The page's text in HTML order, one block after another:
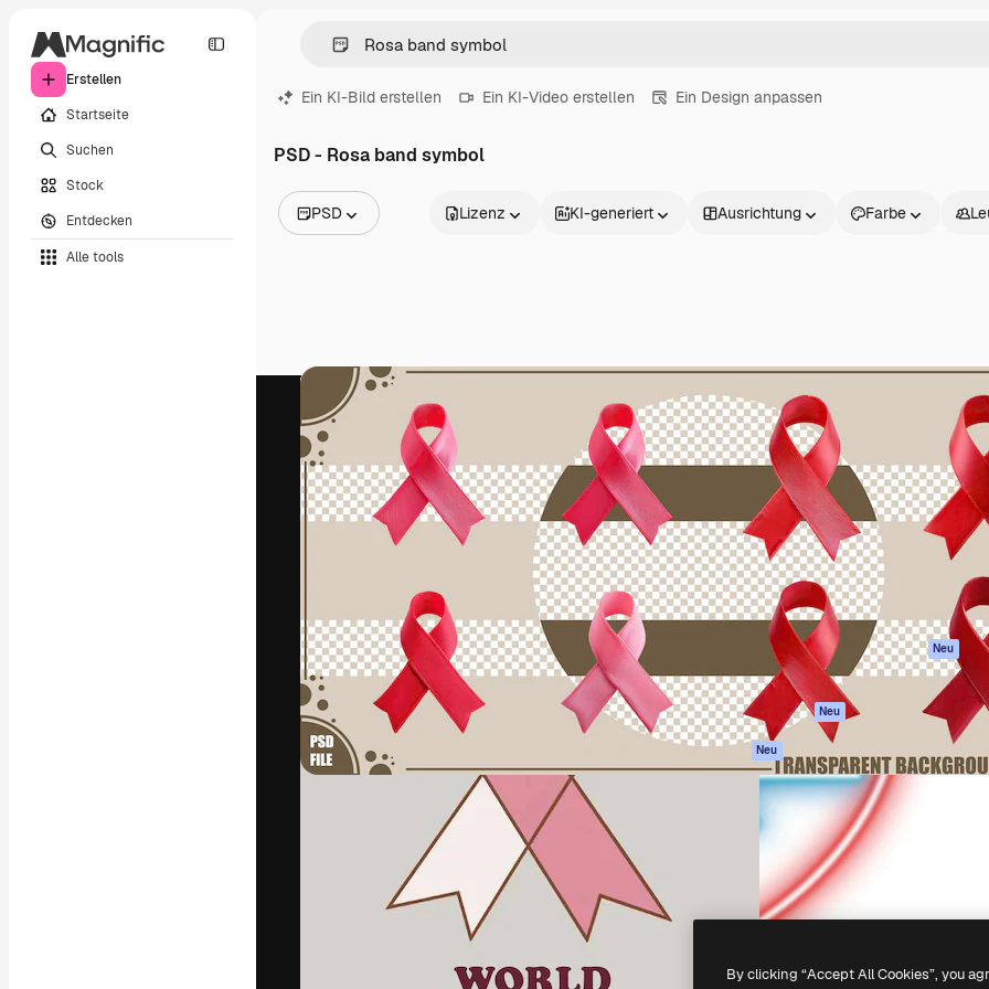
Erstellen
Startseite
Suchen
Stock
Entdecken
Alle tools
Ein KI-Bild erstellen Ein KI-Video erstellen Ein Design anpassen
PSD - Rosa band symbol
PSD
Videos
Filmmaterial
Motion Graphics
Videovorlagen
Icons
3D-Modelle
Schriftarten
Lizenz KI-generiert Ausrichtung Farbe
Die kreative Plattform, um deine beste
Arbeit zu verwirklichen. Mehr als 1 Million
Abonnenten unter Kreativen, Unternehmen,
Agenturen und Studios.
Deutsch
Spaces
KI-Assistent
KI-Bildgenerator
KI-Videogenerator
KI-
Stimmengenerator
Stock-Inhalte
MCP für
Claude/ChatGPT
Neu
Agenten Neu
API
Mobile App
Alle Magnific-Tools
Loslegen
Academy
Dokumentation
Support
AGB
Originale Neu
Cookie-Richtlinie
Vertrauenszentrum
Unternehmen
Copyright © 2010-2026 Freepik Company S.L.U. Alle Rechte vorbehalten
By clicking “Accept All Cookies”, you